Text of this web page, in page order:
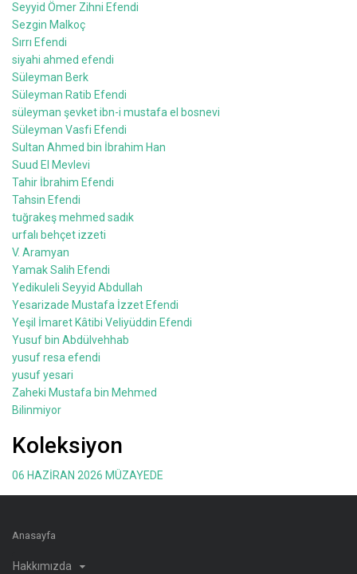
Seyyid Ömer Zihni Efendi
Sezgin Malkoç
Sırrı Efendi
siyahi ahmed efendi
Süleyman Berk
Süleyman Ratib Efendi
süleyman şevket ibn-i mustafa el bosnevi
Süleyman Vasfi Efendi
Sultan Ahmed bin İbrahim Han
Suud El Mevlevi
Tahir İbrahim Efendi
Tahsin Efendi
tuğrakeş mehmed sadık
urfalı behçet izzeti
V. Aramyan
Yamak Salih Efendi
Yedikuleli Seyyid Abdullah
Yesarizade Mustafa İzzet Efendi
Yeşil İmaret Kâtibi Veliyüddin Efendi
Yusuf bin Abdülvehhab
yusuf resa efendi
yusuf yesari
Zaheki Mustafa bin Mehmed
Bilinmiyor
Koleksiyon
06 HAZİRAN 2026 MÜZAYEDE
Anasayfa
Hakkımızda